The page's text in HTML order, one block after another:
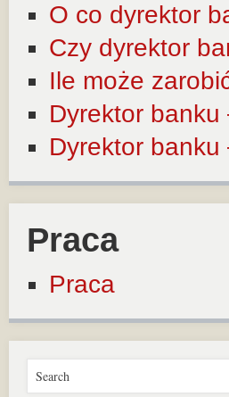
O co dyrektor
Czy dyrektor
Ile może
Dyrektor
Dyrektor
Praca
Praca